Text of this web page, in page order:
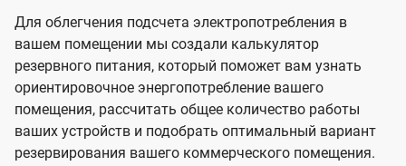
Для облегчения подсчета электропотребления в
вашем помещении мы создали калькулятор
резервного питания, который поможет вам узнать
ориентировочное энергопотребление вашего
помещения, рассчитать общее количество работы
ваших устройств и подобрать оптимальный вариант
резервирования вашего коммерческого помещения.